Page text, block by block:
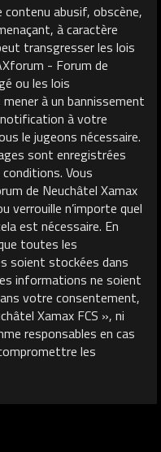
contenu abusif, obscène,
à caractère
transgresser les lois
- Forum de
ou les lois
à un bannissement
à votre
le jugeons nécessaire.
sont enregistrées
Vous
de Neuchâtel Xamax
verrouille n’importe quel
est nécessaire. En
toutes les
soient stockées dans
informations ne soient
votre consentement,
Xamax FCS », ni
responsables en cas
les